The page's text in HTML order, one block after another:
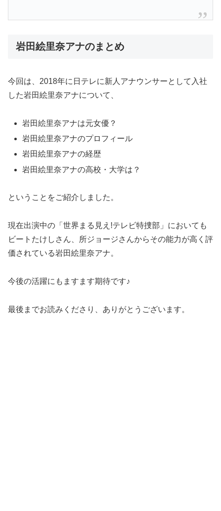
岩田絵里奈アナのまとめ
今回は、2018年に日テレに新人アナウンサーとして入社
した岩田絵里奈アナについて、
岩田絵里奈アナは元女優？
岩田絵里奈アナのプロフィール
岩田絵里奈アナの経歴
岩田絵里奈アナの高校・大学は？
ということをご紹介しました。
現在出演中の「世界まる見え!テレビ特捜部」においても
ビートたけしさん、所ジョージさんからその能力が高く評
価されている岩田絵里奈アナ。
今後の活躍にもますます期待です♪
最後までお読みくださり、ありがとうございます。